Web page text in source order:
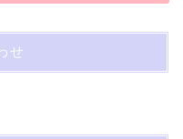
せ